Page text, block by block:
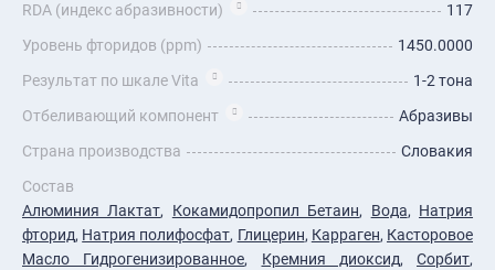
RDA (индекс абразивности)
117
Уровень фторидов (ppm)
1450.0000
Результат по шкале Vita
1-2 тона
Отбеливающий компонент
Абразивы
Страна производства
Словакия
Состав
Алюминия Лактат, Кокамидопропил Бетаин, Вода, Натрия
фторид, Натрия полифосфат, Глицерин, Карраген, Касторовое
Масло Гидрогенизированное, Кремния диоксид, Сорбит,